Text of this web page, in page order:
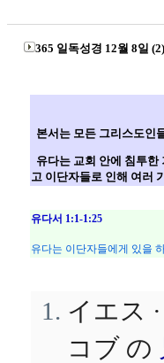
365 일독성경 12월 8일 (2)
본서는 모든 그리스도인
유다는 교회 안에 침투
고 이단자들로 인해 여러
유다서 1:1-1:25
유다는 이단자들에게 있을
イエス
コブ の